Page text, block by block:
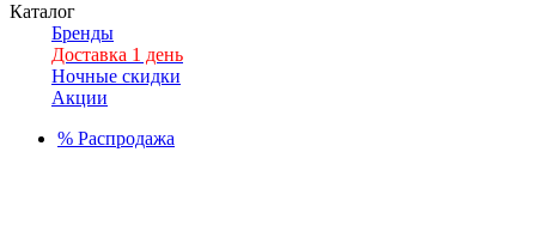
Каталог
Бренды
Доставка 1 день
Ночные скидки
Акции
% Распродажа